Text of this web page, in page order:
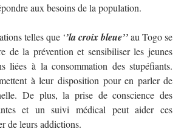
aux besoins de la population.
telles que ‘’la croix bleue’’au Togo se
de la prévention et sensibiliser les jeunes
liées à la consommation des stupéfiants.
à leur disposition pour en parler de
De plus, la prise de conscience des
et un suivi médical peut aider ces
de leurs addictions.